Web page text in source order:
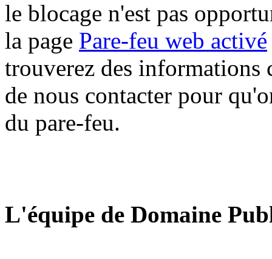
le blocage n'est pas
la page Pare-feu web activé
trouverez des informations
de nous contacter pour
du pare-feu.
L'équipe de Domaine